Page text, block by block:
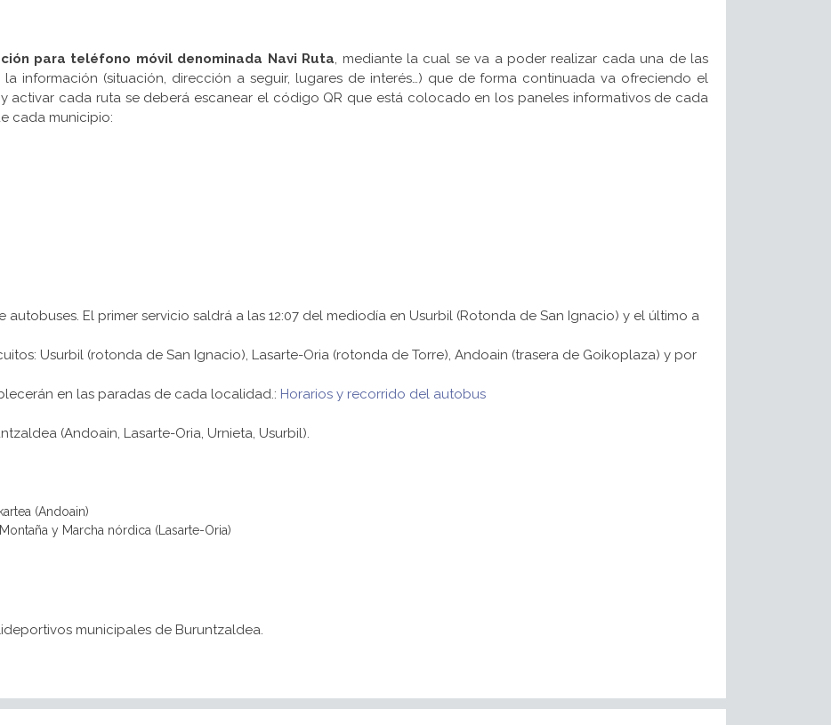
para teléfono móvil denominada Navi Ruta, mediante la cual se va a poder realizar cada una de las
información (situación, dirección a seguir, lugares de interés…) que de forma continuada va ofreciendo el
activar cada ruta se deberá escanear el código QR que está colocado en los paneles informativos de cada
cada municipio:
El primer servicio saldrá a las 12:07 del mediodía en Usurbil (Rotonda de San Ignacio) y el último a
Usurbil (rotonda de San Ignacio), Lasarte-Oria (rotonda de Torre), Andoain (trasera de Goikoplaza) y por
en las paradas de cada localidad.: Horarios y recorrido del autobus
(Andoain, Lasarte-Oria, Urnieta, Usurbil).
(Andoain)
y Marcha nórdica (Lasarte-Oria)
municipales de Buruntzaldea.